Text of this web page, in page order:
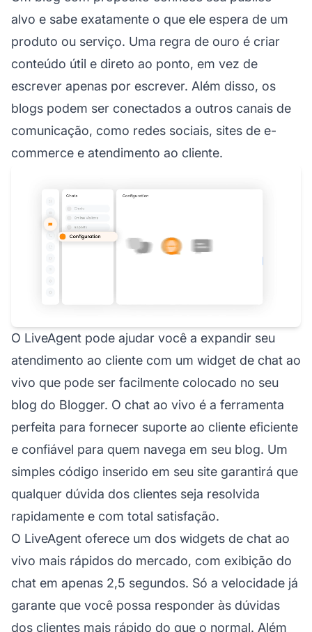
alvo e sabe exatamente o que ele espera de um
produto ou serviço. Uma regra de ouro é criar
conteúdo útil e direto ao ponto, em vez de
escrever apenas por escrever. Além disso, os
blogs podem ser conectados a outros canais de
comunicação, como redes sociais, sites de e-
commerce e atendimento ao cliente.
O LiveAgent pode ajudar você a expandir seu
atendimento ao cliente com um widget de chat ao
vivo que pode ser facilmente colocado no seu
blog do Blogger. O chat ao vivo é a ferramenta
perfeita para fornecer suporte ao cliente eficiente
e confiável para quem navega em seu blog. Um
simples código inserido em seu site garantirá que
qualquer dúvida dos clientes seja resolvida
rapidamente e com total satisfação.
O LiveAgent oferece um dos widgets de chat ao
vivo mais rápidos do mercado, com exibição do
chat em apenas 2,5 segundos. Só a velocidade já
garante que você possa responder às dúvidas
dos clientes mais rápido do que o normal. Além